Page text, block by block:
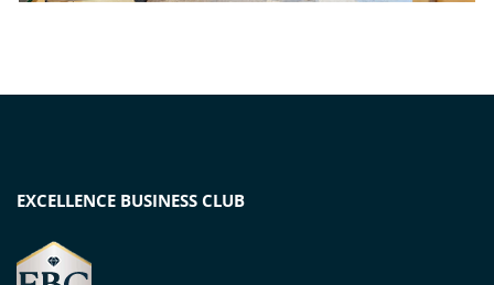
EXCELLENCE BUSINESS CLUB